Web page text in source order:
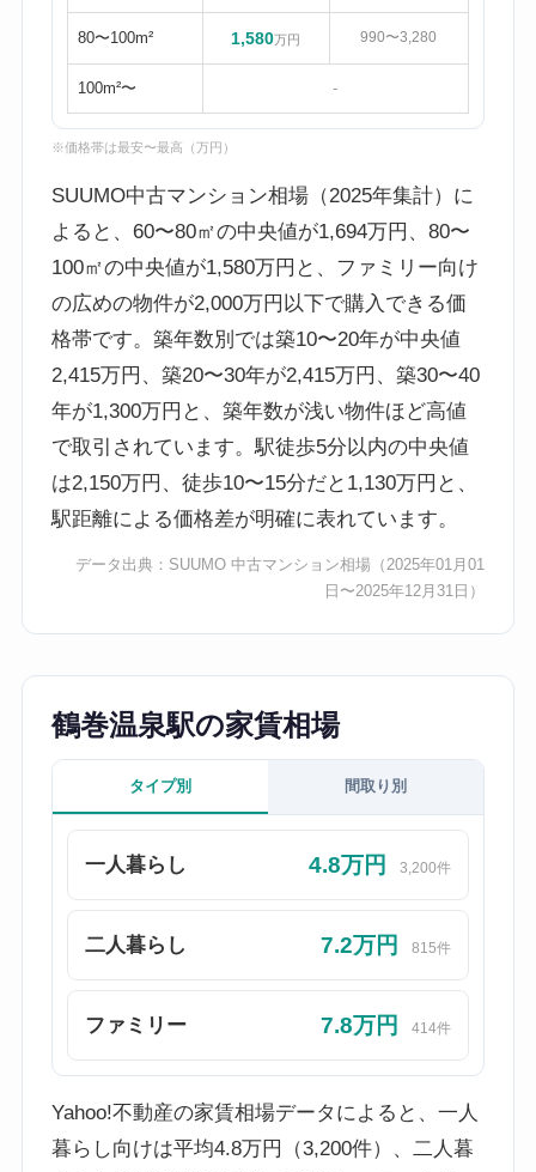
80〜100m² 1,580万円 990〜3,280
100m²〜 -
※価格帯は最安〜最高（万円）
SUUMO中古マンション相場（2025年集計）に
よると、60〜80㎡の中央値が1,694万円、80〜
100㎡の中央値が1,580万円と、ファミリー向け
の広めの物件が2,000万円以下で購入できる価
格帯です。築年数別では築10〜20年が中央値
2,415万円、築20〜30年が2,415万円、築30〜40
年が1,300万円と、築年数が浅い物件ほど高値
で取引されています。駅徒歩5分以内の中央値
は2,150万円、徒歩10〜15分だと1,130万円と、
駅距離による価格差が明確に表れています。
データ出典： SUUMO 中古マンション相場 （2025年01月01
日〜2025年12月31日）
鶴巻温泉駅の家賃相場
タイプ別 間取り別
一人暮らし 4.8万円 3,200件
二人暮らし 7.2万円 815件
ファミリー 7.8万円 414件
Yahoo!不動産の家賃相場データによると、一人
暮らし向けは平均4.8万円（3,200件）、二人暮